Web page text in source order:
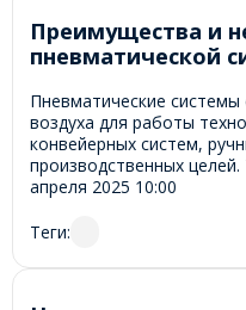
Преимущества и
пневматической
Пневматические
воздуха для работы
конвейерных систем,
производственных
апреля 2025 10:00
Теги: